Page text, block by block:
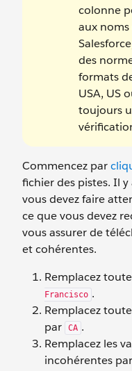
colonne
aux
des
formats
USA, US
toujours
Commencez par
fichier des pistes. Il
vous devez faire
ce que vous devez
vous assurer de
et cohérentes.
Remplacez
Francisco .
Remplacez
par
CA .
Remplacez les
incohérentes